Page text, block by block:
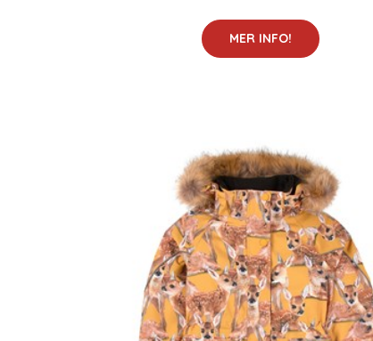
MER INFO!